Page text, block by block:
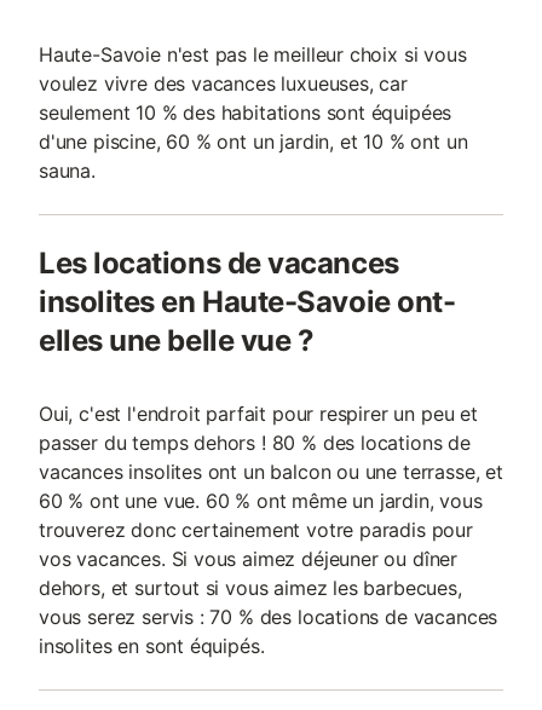
Haute-Savoie n'est pas le meilleur choix si vous
voulez vivre des vacances luxueuses, car
seulement 10 % des habitations sont équipées
d'une piscine, 60 % ont un jardin, et 10 % ont un
sauna.
Les locations de vacances
insolites en Haute-Savoie ont-
elles une belle vue ?
Oui, c'est l'endroit parfait pour respirer un peu et
passer du temps dehors ! 80 % des locations de
vacances insolites ont un balcon ou une terrasse, et
60 % ont une vue. 60 % ont même un jardin, vous
trouverez donc certainement votre paradis pour
vos vacances. Si vous aimez déjeuner ou dîner
dehors, et surtout si vous aimez les barbecues,
vous serez servis : 70 % des locations de vacances
insolites en sont équipés.